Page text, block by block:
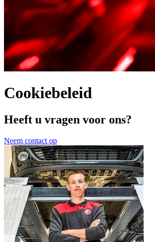
Cookiebeleid
Heeft u vragen voor ons?
Neem contact op